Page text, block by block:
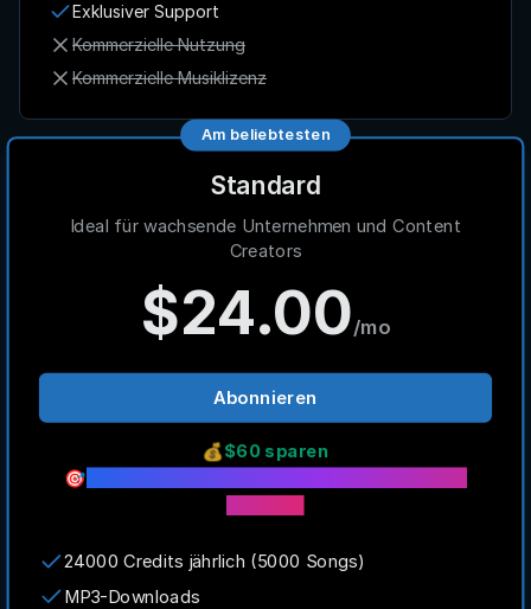
Exklusiver Support
Kommerzielle Nutzung
Kommerzielle Musiklizenz
Am beliebtesten
Standard
Ideal für wachsende Unternehmen und Content
Creators
$24.00/mo
Abonnieren
💰$60 sparen
🎯
24000 Credits jährlich (5000 Songs)
MP3-Downloads